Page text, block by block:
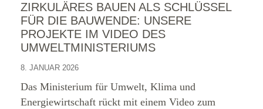
ZIRKULÄRES BAUEN ALS SCHLÜSSEL
FÜR DIE BAUWENDE: UNSERE
PROJEKTE IM VIDEO DES
UMWELTMINISTERIUMS
8. JANUAR 2026
Das Ministerium für Umwelt, Klima und
Energiewirtschaft rückt mit einem Video zum